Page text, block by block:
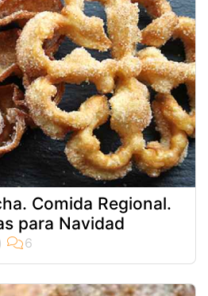
Comida Regional.
para Navidad